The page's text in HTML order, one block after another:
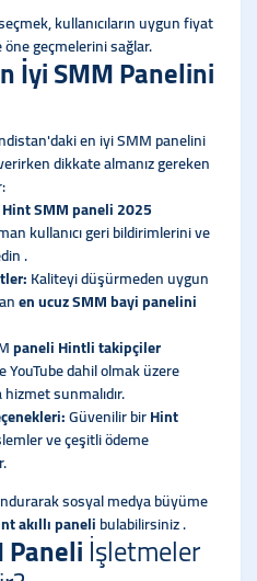
kullanıcıların uygun fiyat
geçmelerini sağlar.
İyi SMM Panelini
en iyi SMM panelini
dikkate almanız gereken
SMM paneli 2025
kullanıcı geri bildirimlerini ve
.
Kaliteyi düşürmeden uygun
en ucuz SMM bayi panelini
paneli Hintli takipçiler
YouTube dahil olmak üzere
sunmalıdır.
Güvenilir birHint
ve çeşitli ödeme
sosyal medya büyüme
akıllı panelibulabilirsiniz .
İşletmeler